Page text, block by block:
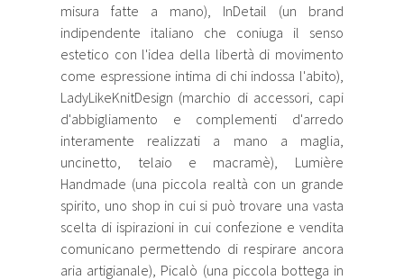
misura fatte a mano), InDetail (un brand
indipendente italiano che coniuga il senso
estetico con l'idea della libertà di movimento
come espressione intima di chi indossa l'abito),
LadyLikeKnitDesign (marchio di accessori, capi
d'abbigliamento e complementi d'arredo
interamente realizzati a mano a maglia,
uncinetto, telaio e macramè), Lumière
Handmade (una piccola realtà con un grande
spirito, uno shop in cui si può trovare una vasta
scelta di ispirazioni in cui confezione e vendita
comunicano permettendo di respirare ancora
aria artigianale), Picalò (una piccola bottega in